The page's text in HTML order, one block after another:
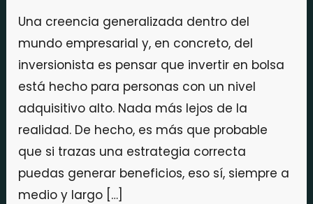
Una creencia generalizada dentro del
mundo empresarial y, en concreto, del
inversionista es pensar que invertir en bolsa
está hecho para personas con un nivel
adquisitivo alto. Nada más lejos de la
realidad. De hecho, es más que probable
que si trazas una estrategia correcta
puedas generar beneficios, eso sí, siempre a
medio y largo […]